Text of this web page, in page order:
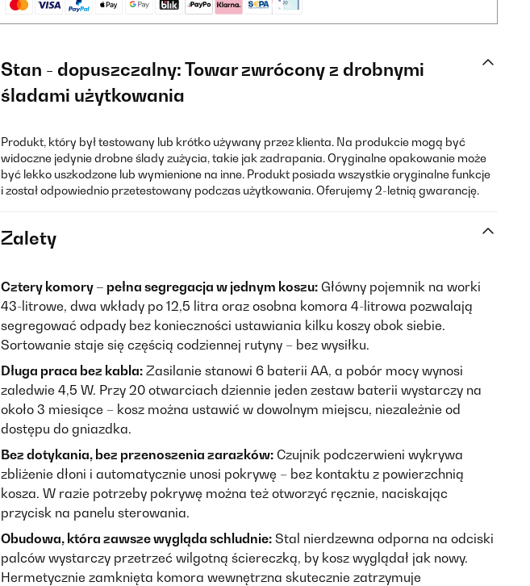
Stan - dopuszczalny: Towar zwrócony z drobnymi
śladami użytkowania
Produkt, który był testowany lub krótko używany przez klienta. Na produkcie mogą być
widoczne jedynie drobne ślady zużycia, takie jak zadrapania. Oryginalne opakowanie może
być lekko uszkodzone lub wymienione na inne. Produkt posiada wszystkie oryginalne funkcje
i został odpowiednio przetestowany podczas użytkowania. Oferujemy 2-letnią gwarancję.
Zalety
Cztery komory – pełna segregacja w jednym koszu: Główny pojemnik na worki
43-litrowe, dwa wkłady po 12,5 litra oraz osobna komora 4-litrowa pozwalają
segregować odpady bez konieczności ustawiania kilku koszy obok siebie.
Sortowanie staje się częścią codziennej rutyny – bez wysiłku.
Długa praca bez kabla: Zasilanie stanowi 6 baterii AA, a pobór mocy wynosi
zaledwie 4,5 W. Przy 20 otwarciach dziennie jeden zestaw baterii wystarczy na
około 3 miesiące – kosz można ustawić w dowolnym miejscu, niezależnie od
dostępu do gniazdka.
Bez dotykania, bez przenoszenia zarazków: Czujnik podczerwieni wykrywa
zbliżenie dłoni i automatycznie unosi pokrywę – bez kontaktu z powierzchnią
kosza. W razie potrzeby pokrywę można też otworzyć ręcznie, naciskając
przycisk na panelu sterowania.
Obudowa, która zawsze wygląda schludnie: Stal nierdzewna odporna na odciski
palców wystarczy przetrzeć wilgotną ściereczką, by kosz wyglądał jak nowy.
Hermetycznie zamknięta komora wewnętrzna skutecznie zatrzymuje